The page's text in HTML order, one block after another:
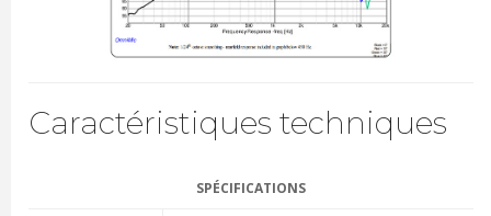
Caractéristiques techniques
SPÉCIFICATIONS